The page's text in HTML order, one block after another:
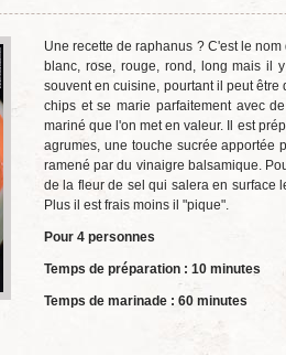
Une recette de raphanus ? C'est le
blanc, rose, rouge, rond, long mais il
souvent en cuisine, pourtant il peut
chips et se marie parfaitement avec
mariné que l'on met en valeur. Il est
agrumes, une touche sucrée apportée
ramené par du vinaigre balsamique.
de la fleur de sel qui salera en surface
Plus il est frais moins il "pique".
Pour 4 personnes
Temps de préparation : 10 minutes
Temps de marinade : 60 minutes